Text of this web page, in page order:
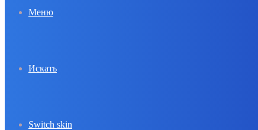
Меню
Искать
Switch skin